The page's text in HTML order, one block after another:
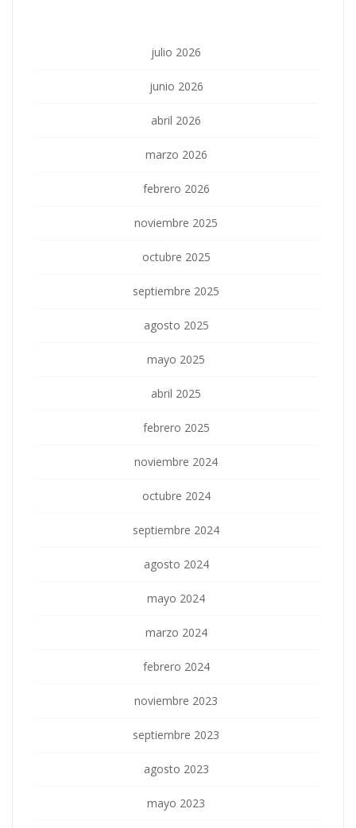
julio 2026
junio 2026
abril 2026
marzo 2026
febrero 2026
noviembre 2025
octubre 2025
septiembre 2025
agosto 2025
mayo 2025
abril 2025
febrero 2025
noviembre 2024
octubre 2024
septiembre 2024
agosto 2024
mayo 2024
marzo 2024
febrero 2024
noviembre 2023
septiembre 2023
agosto 2023
mayo 2023